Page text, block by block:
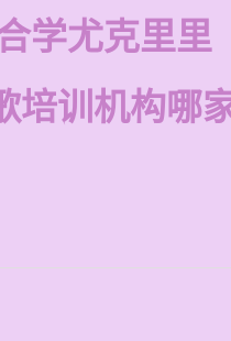
学尤克里里
培训机构哪